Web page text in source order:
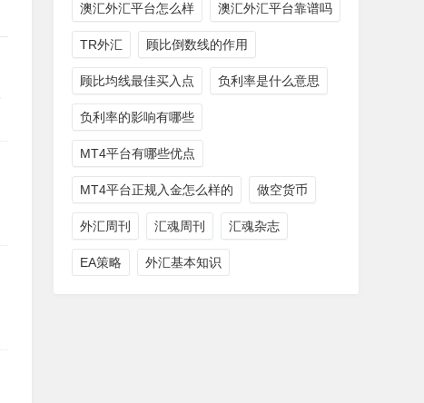
澳汇外汇平台怎么样 澳汇外汇平台靠谱吗
TR外汇 顾比倒数线的作用
顾比均线最佳买入点 负利率是什么意思
负利率的影响有哪些
MT4平台有哪些优点
MT4平台正规入金怎么样的 做空货币
外汇周刊 汇魂周刊 汇魂杂志
EA策略 外汇基本知识